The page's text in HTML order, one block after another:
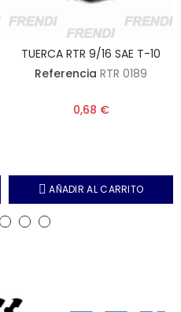
TUERCA RTR 9/16 SAE T-10
Referencia RTR 0189
0,68 €
AÑADIR AL CARRITO